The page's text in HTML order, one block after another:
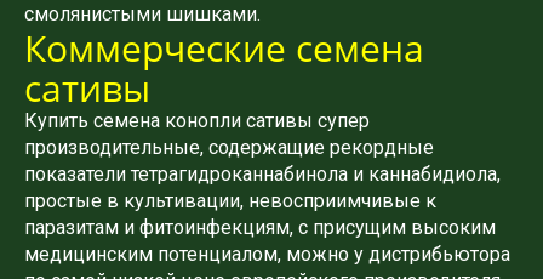
смолянистыми шишками.
Коммерческие семена
сативы
Купить семена конопли сативы супер
производительные, содержащие рекордные
показатели тетрагидроканнабинола и каннабидиола,
простые в культивации, невосприимчивые к
паразитам и фитоинфекциям, с присущим высоким
медицинским потенциалом, можно у дистрибьютора